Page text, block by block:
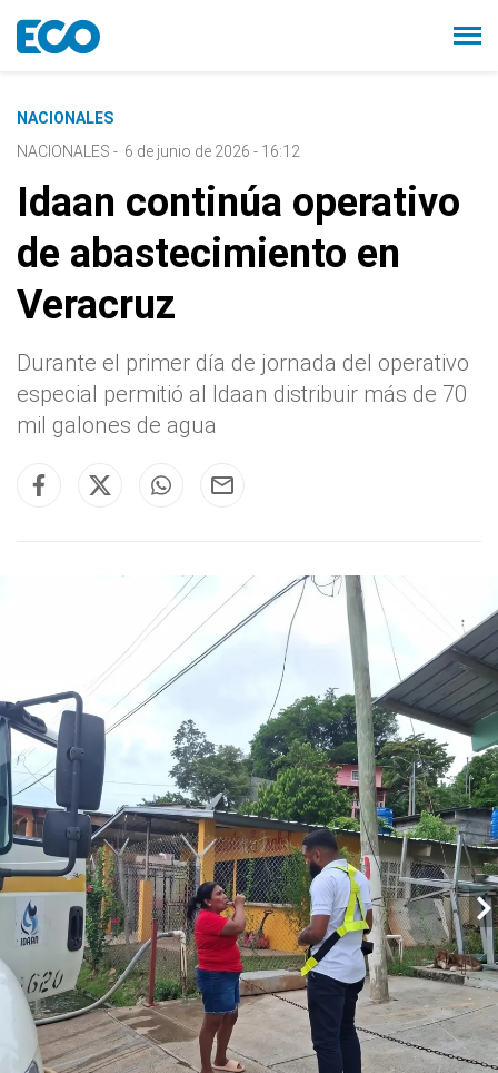
NACIONALES
NACIONALES - 6 de junio de 2026 - 16:12
Idaan continúa operativo
de abastecimiento en
Veracruz
Durante el primer día de jornada del operativo
especial permitió al Idaan distribuir más de 70
mil galones de agua